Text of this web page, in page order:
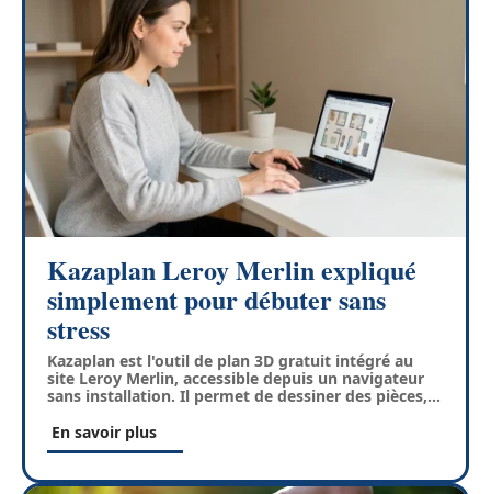
Kazaplan Leroy Merlin expliqué
simplement pour débuter sans
stress
Kazaplan est l'outil de plan 3D gratuit intégré au
site Leroy Merlin, accessible depuis un navigateur
sans installation. Il permet de dessiner des pièces,…
En savoir plus